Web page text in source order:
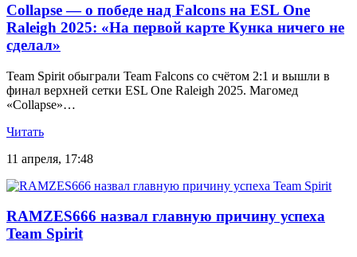
Collapse — о победе над Falcons на ESL One
Raleigh 2025: «На первой карте Кунка ничего не
сделал»
Team Spirit обыграли Team Falcons со счётом 2:1 и вышли в
финал верхней сетки ESL One Raleigh 2025. Магомед
«Collapse»…
Читать
11 апреля, 17:48
RAMZES666 назвал главную причину успеха
Team Spirit